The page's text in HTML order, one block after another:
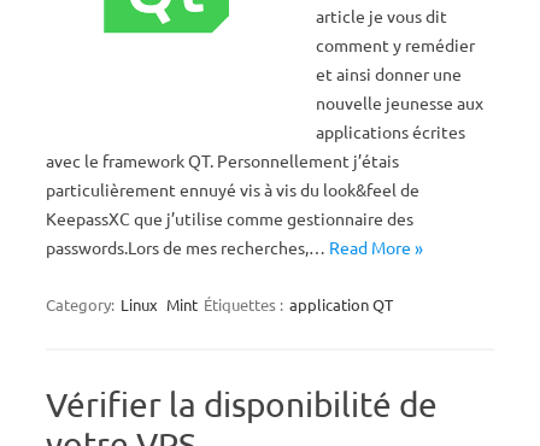
article je vous dit
comment y remédier
et ainsi donner une
nouvelle jeunesse aux
applications écrites
avec le framework QT. Personnellement j’étais
particulièrement ennuyé vis à vis du look&feel de
KeepassXC que j’utilise comme gestionnaire des
passwords.Lors de mes recherches,… Read More »
Category: Linux Mint Étiquettes : application QT
Vérifier la disponibilité de